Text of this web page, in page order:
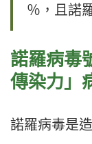
％，且諾
諾羅病毒
傳染力」
諾羅病毒是